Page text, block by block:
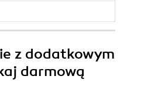
z dodatkowym
darmową